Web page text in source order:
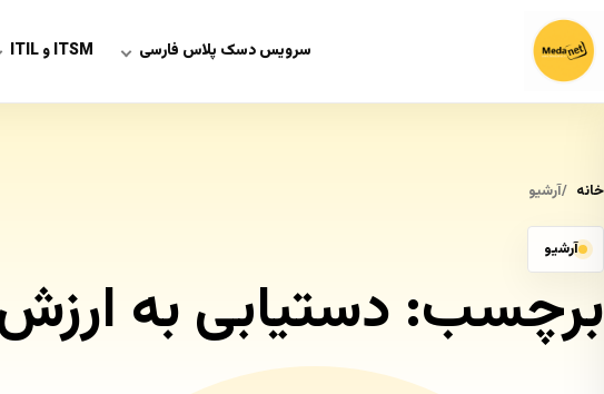
سرویس دسک پلاس فارسی ITSM و ITIL
خانه آرشیو
آرشیو
برچسب: دستیابی به